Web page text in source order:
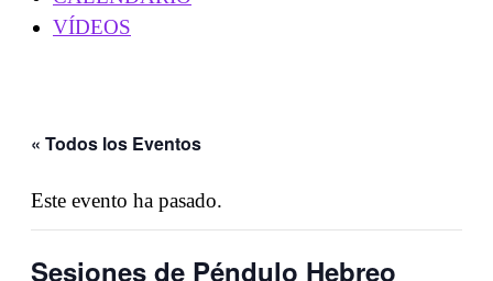
VÍDEOS
« Todos los Eventos
Este evento ha pasado.
Sesiones de Péndulo Hebreo